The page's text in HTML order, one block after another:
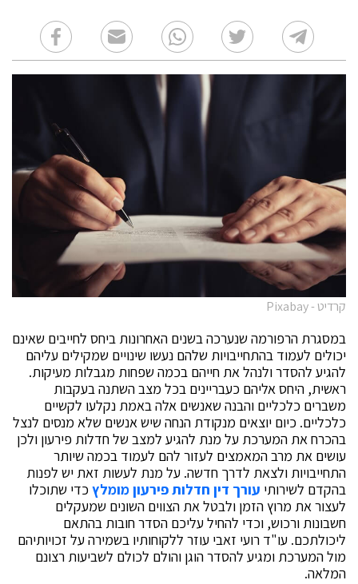
קרדיט - Pixabay
במסגרת הרפורמה שנערכה בשנים האחרונות ביחס לחייבים שאינם
יכולים לעמוד בהתחייבויות שלהם נעשו שינויים שמקילים עליהם
להגיע להסדר ולנהל את חייהם בכמה שפחות מגבלות מעיקות.
ראשית, היחס אליהם כעבריינים בכל מצב השתנה בעקבות
משברים כלכליים והבנה שאנשים אלה באמת נקלעו לקשיים
כלכליים. כיום יוצאים מנקודת הנחה שיש אנשים שלא מנסים לנצל
בהכרח את המערכת על מנת להגיע למצב של חדלות פירעון ולכן
עושים את מרב המאמצים לעזור להם לעמוד בכמה שיותר
התחייבויות ולצאת לדרך חדשה. על מנת לעשות זאת יש לפנות
בהקדם לשירותי עורך דין חדלות פירעון מומלץכדי שתוכלו
לעצור את מרוץ הזמן ולבטל את הצווים השונים שמעקלים
חשבונות ורכוש, וכדי להחיל עליכם הסדר חובות בהתאם
ליכולתכם. עו"ד רועי זאבי עוזר ללקוחותיו בשמירה על זכויותיהם
מול המערכת ומגיע להסדר הוגן והולם לכולם לשביעות רצונם
המלאה.